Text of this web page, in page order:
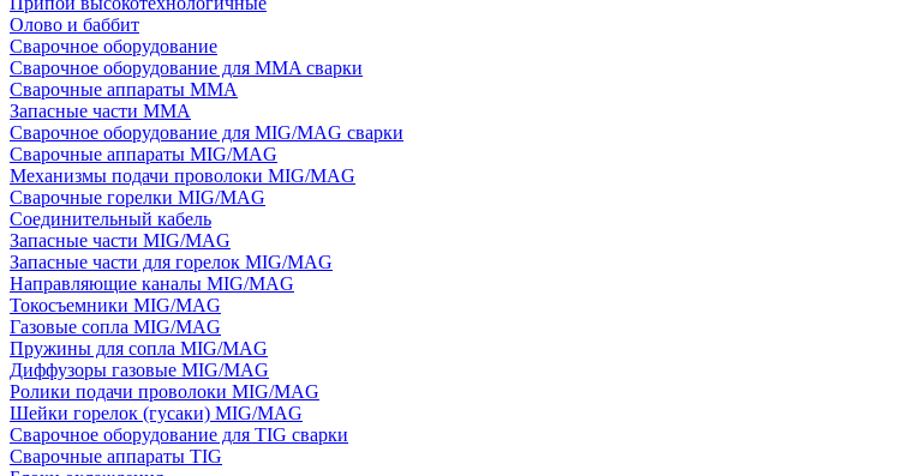
Олово и баббит
Сварочное оборудование
Сварочное оборудование для MMA сварки
Сварочные аппараты MMA
Запасные части MMA
Сварочное оборудование для MIG/MAG сварки
Сварочные аппараты MIG/MAG
Механизмы подачи проволоки MIG/MAG
Сварочные горелки MIG/MAG
Соединительный кабель
Запасные части MIG/MAG
Запасные части для горелок MIG/MAG
Направляющие каналы MIG/MAG
Токосъемники MIG/MAG
Газовые сопла MIG/MAG
Пружины для сопла MIG/MAG
Диффузоры газовые MIG/MAG
Ролики подачи проволоки MIG/MAG
Шейки горелок (гусаки) MIG/MAG
Сварочное оборудование для TIG сварки
Сварочные аппараты TIG